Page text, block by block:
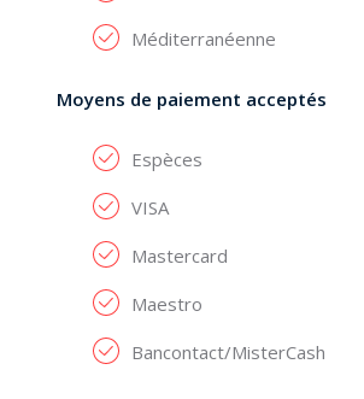
Méditerranéenne
Moyens de paiement acceptés
Espèces
VISA
Mastercard
Maestro
Bancontact/MisterCash